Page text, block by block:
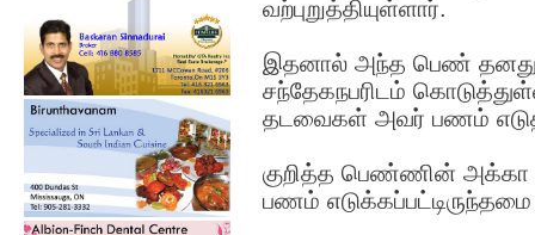
வற்புறுத்தியுள்ளார்.
இதனால் அந்த பெண் தனது
சந்தேகநபரிடம்
தடவைகள் அவர் பணம்
குறித்த பெண்ணின் அக்கா
பணம்